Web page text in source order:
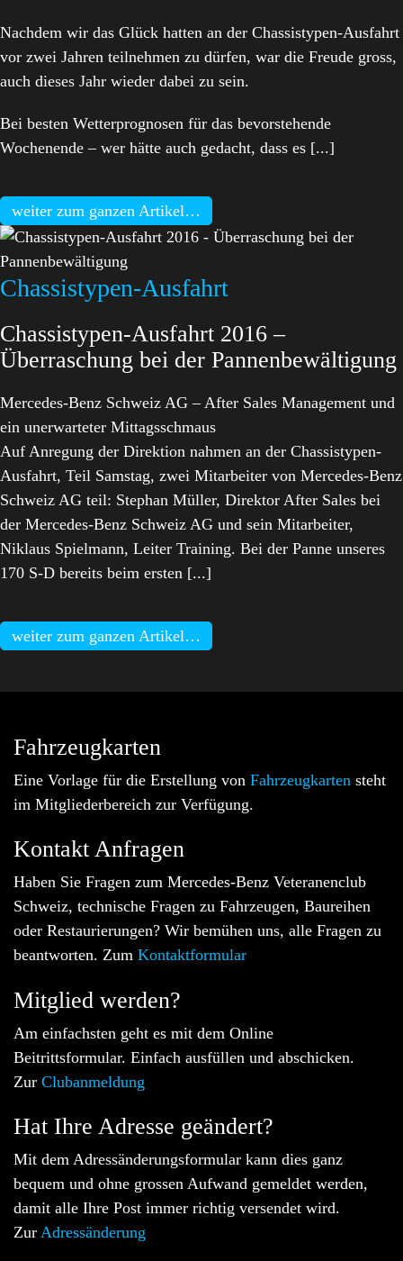
Nachdem wir das Glück hatten an der Chassistypen-Ausfahrt
vor zwei Jahren teilnehmen zu dürfen, war die Freude gross,
auch dieses Jahr wieder dabei zu sein.
Bei besten Wetterprognosen für das bevorstehende
Wochenende – wer hätte auch gedacht, dass es [...]
weiter zum ganzen Artikel…
Chassistypen-Ausfahrt
Chassistypen-Ausfahrt 2016 –
Überraschung bei der Pannenbewältigung
Mercedes-Benz Schweiz AG – After Sales Management und
ein unerwarteter Mittagsschmaus
Auf Anregung der Direktion nahmen an der Chassistypen-
Ausfahrt, Teil Samstag, zwei Mitarbeiter von Mercedes-Benz
Schweiz AG teil: Stephan Müller, Direktor After Sales bei
der Mercedes-Benz Schweiz AG und sein Mitarbeiter,
Niklaus Spielmann, Leiter Training. Bei der Panne unseres
170 S-D bereits beim ersten [...]
weiter zum ganzen Artikel…
Fahrzeugkarten
Eine Vorlage für die Erstellung von Fahrzeugkarten steht
im Mitgliederbereich zur Verfügung.
Kontakt Anfragen
Haben Sie Fragen zum Mercedes-Benz Veteranenclub
Schweiz, technische Fragen zu Fahrzeugen, Baureihen
oder Restaurierungen? Wir bemühen uns, alle Fragen zu
beantworten. Zum Kontaktformular
Mitglied werden?
Am einfachsten geht es mit dem Online
Beitrittsformular. Einfach ausfüllen und abschicken.
Zur Clubanmeldung
Hat Ihre Adresse geändert?
Mit dem Adressänderungsformular kann dies ganz
bequem und ohne grossen Aufwand gemeldet werden,
damit alle Ihre Post immer richtig versendet wird.
Zur Adressänderung